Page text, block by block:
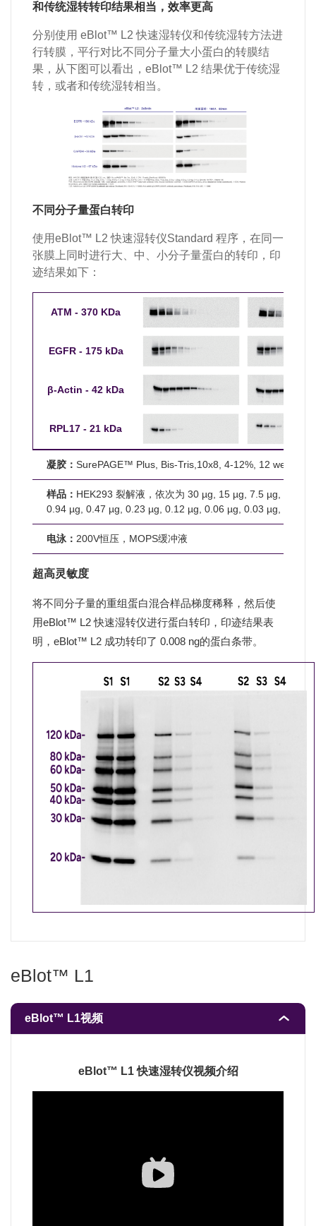
和传统湿转转印结果相当，效率更高
分别使用 eBlot™ L2 快速湿转仪和传统湿转方法进
行转膜，平行对比不同分子量大小蛋白的转膜结
果，从下图可以看出，eBlot™ L2 结果优于传统湿
转，或者和传统湿转相当。
不同分子量蛋白转印
使用eBlot™ L2 快速湿转仪Standard 程序，在同一
张膜上同时进行大、中、小分子量蛋白的转印，印
迹结果如下：
ATM - 370 KDa
EGFR - 175 kDa
β-Actin - 42 kDa
RPL17 - 21 kDa
凝胶： SurePAGE™ Plus, Bis-Tris,10x8, 4-12%, 12 wells
样品： HEK293 裂解液，依次为 30 µg, 15 µg, 7.5 µg, 3.75
0.94 µg, 0.47 µg, 0.23 µg, 0.12 µg, 0.06 µg, 0.03 µg, 0.01
电泳： 200V恒压，MOPS缓冲液
超高灵敏度
将不同分子量的重组蛋白混合样品梯度稀释，然后使
用eBlot™ L2 快速湿转仪进行蛋白转印，印迹结果表
明，eBlot™ L2 成功转印了 0.008 ng的蛋白条带。
eBlot™ L1
eBlot™ L1视频
eBlot™ L1 快速湿转仪视频介绍